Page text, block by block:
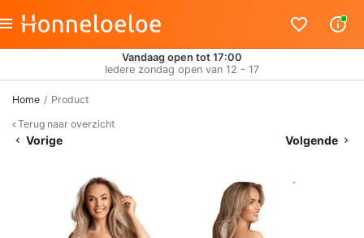
Vandaag open tot 17:00
Iedere zondag open van 12 - 17
Home
Product
Terug naar overzicht
Vorige Volgende